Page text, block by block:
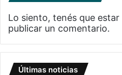
Lo siento, tenés que estar
publicar un comentario.
Últimas noticias